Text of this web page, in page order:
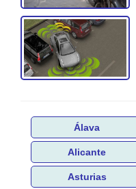
Álava
Alicante
Asturias